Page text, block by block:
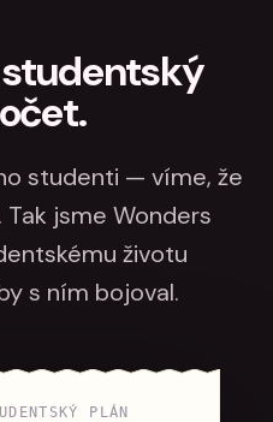
studentský
studenti — víme, že
jsme Wonders
životu
s ním bojoval.
PLÁN